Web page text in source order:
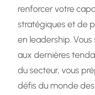
renforcer votre
stratégiques et de
en leadership.
aux dernières
du secteur, vous
défis du monde